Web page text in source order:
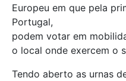
Europeu em que pela
Portugal,
podem votar em
o local onde exercem o
Tendo aberto as urnas